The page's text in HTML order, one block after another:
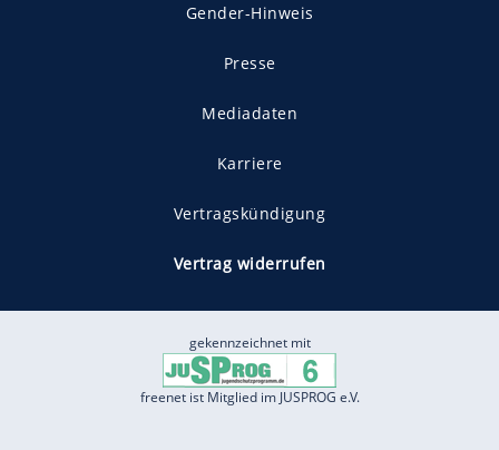
Gender-Hinweis
Presse
Mediadaten
Karriere
Vertragskündigung
Vertrag widerrufen
gekennzeichnet mit
freenet ist Mitglied im JUSPROG e.V.